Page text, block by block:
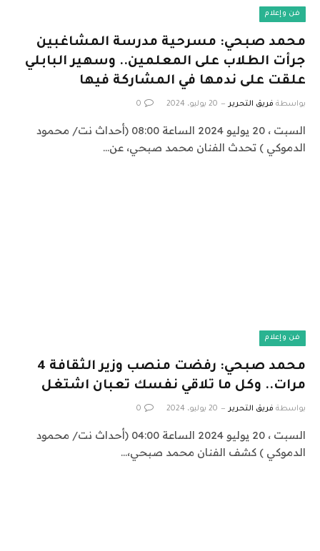
فن وإعلام
محمد صبحي: مسرحية مدرسة المشاغبين
جرأت الطلاب على المعلمين.. وسهير البابلي
علقت على ندمها في المشاركة فيها
بواسطة فريق التحرير 20 يوليو، 2024 0
السبت ، 20 يوليو 2024 الساعة 08:00 (أحداث نت/ محمود
الدموكي ) تحدث الفنان محمد صبحي، عن…
فن وإعلام
محمد صبحي: رفضت منصب وزير الثقافة 4
مرات.. وكل ما تلاقي نفسك تعبان اشتغل
بواسطة فريق التحرير 20 يوليو، 2024 0
السبت ، 20 يوليو 2024 الساعة 04:00 (أحداث نت/ محمود
الدموكي ) كشف الفنان محمد صبحي،…